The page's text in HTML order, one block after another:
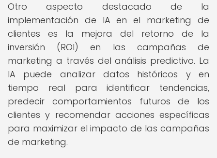
Otro aspecto destacado de la
implementación de IA en el marketing de
clientes es la mejora del retorno de la
inversión (ROI) en las campañas de
marketing a través del análisis predictivo. La
IA puede analizar datos históricos y en
tiempo real para identificar tendencias,
predecir comportamientos futuros de los
clientes y recomendar acciones específicas
para maximizar el impacto de las campañas
de marketing.